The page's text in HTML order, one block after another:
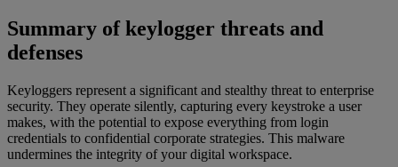
Summary of keylogger threats and
defenses
Keyloggers represent a significant and stealthy threat to enterprise
security. They operate silently, capturing every keystroke a user
makes, with the potential to expose everything from login
credentials to confidential corporate strategies. This malware
undermines the integrity of your digital workspace.